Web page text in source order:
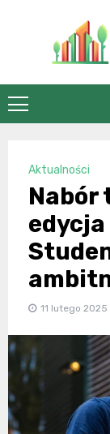
Aktualności
Nabór
11 lutego 2025